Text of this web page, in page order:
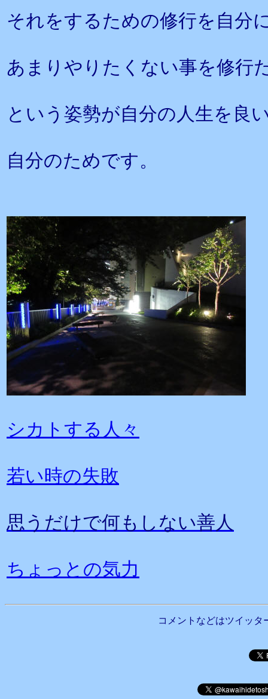
それをするための修行を自分
あまりやりたくない事を修行
という姿勢が自分の人生を良
自分のためです。
シカトする人々
若い時の失敗
思うだけで何もしない善人
ちょっとの気力
コメントなどはツイッタ